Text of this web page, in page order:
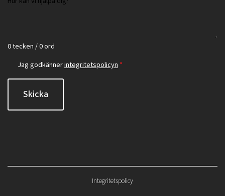
0 tecken / 0 ord
Jag godkännerintegritetspolicyn *
Skicka
Integritetspolicy